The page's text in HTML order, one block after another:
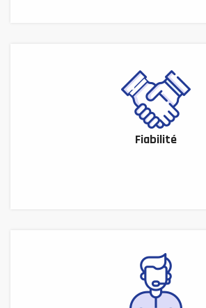
Fiabilité